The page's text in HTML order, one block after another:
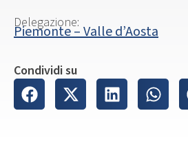
Delegazione:
Piemonte – Valle d’Aosta
Condividi su